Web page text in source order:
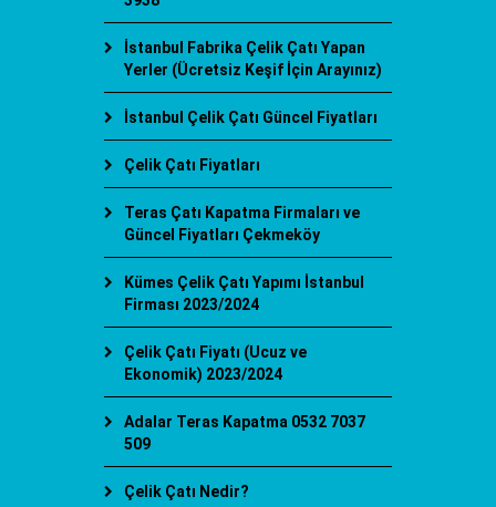
İstanbul Fabrika Çelik Çatı Yapan
Yerler (Ücretsiz Keşif İçin Arayınız)
İstanbul Çelik Çatı Güncel Fiyatları
Çelik Çatı Fiyatları
Teras Çatı Kapatma Firmaları ve
Güncel Fiyatları Çekmeköy
Kümes Çelik Çatı Yapımı İstanbul
Firması 2023/2024
Çelik Çatı Fiyatı (Ucuz ve
Ekonomik) 2023/2024
Adalar Teras Kapatma 0532 7037
509
Çelik Çatı Nedir?